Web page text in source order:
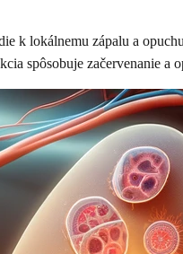
k lokálnemu zápalu a
spôsobuje začervenanie a